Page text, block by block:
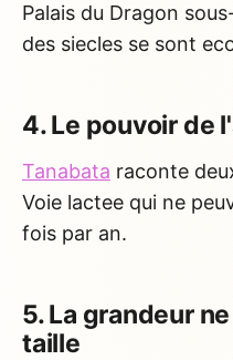
Palais du Dragon
des siecles se sont
4. Le pouvoir de
Tanabata raconte
Voie lactee qui ne
fois par an.
5. La grandeur
taille